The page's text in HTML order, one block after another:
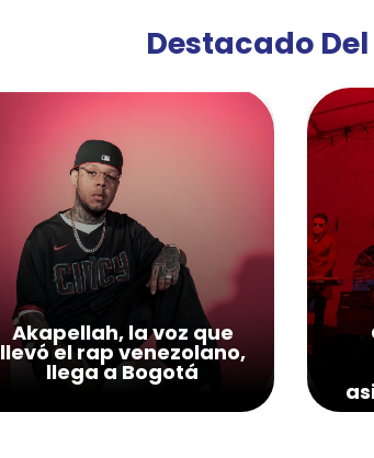
Destacado Del
Akapellah, la voz que
llevó el rap venezolano,
llega a Bogotá